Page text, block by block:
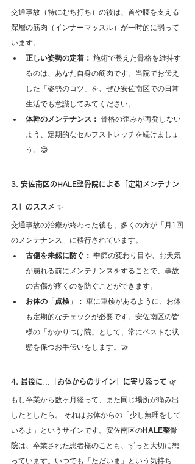
交通事故（特にむち打ち）の後は、首や腰を支える
深層の筋肉（インナーマッスル）が一時的に弱って
います。
正しい姿勢の定着： 施術で整えた骨格を維持す
るのは、あなた自身の筋肉です。当院でお伝え
した「姿勢のコツ」を、ぜひ安佐南区での日常
生活でも意識してみてください。
体幹のメンテナンス： 骨格の歪みが再発しない
よう、定期的なセルフストレッチを続けましょ
う。😊
3. 安佐南区のHALE整骨院による「定期メンテナン
ス」のススメ ✨
交通事故の治療が終わった後も、多くの方が「月1回
のメンテナンス」に移行されています。
古傷を未然に防ぐ： 季節の変わり目や、お天気
が崩れる前にメンテナンスをすることで、事故
の古傷が疼くのを防ぐことができます。
お体の「点検」： 車に車検があるように、お体
も定期的なチェックが必要です。安佐南区の皆
様の「かかりつけ院」として、常にベストな状
態を保つお手伝いをします。🤝
4. 最後に…「お体からのサイン」に寄り添って 🌿
もし卒業から数ヶ月経って、また同じ場所が痛み出
したとしたら。 それはお体からの「少し無理をして
いるよ」というサインです。安佐南区のHALE整骨
院は、卒業された患者様のことも、ずっと大切に想
っています。いつでも「ただいま」という気持ち